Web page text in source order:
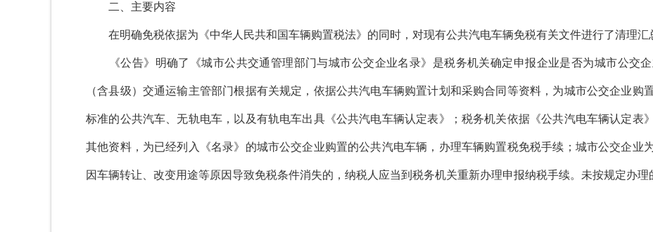
二、主要内容
在明确免税依据为《中华人民共和国车辆购置税法》的同时，对现有公共汽电车辆免税有关文件进行了清理汇
《公告》明确了《城市公共交通管理部门与城市公交企业名录》是税务机关确定申报企业是否为城市公交
（含县级）交通运输主管部门根据有关规定，依据公共汽电车辆购置计划和采购合同等资料，为城市公交企业购
标准的公共汽车、无轨电车，以及有轨电车出具《公共汽电车辆认定表》；税务机关依据《公共汽电车辆认定表
其他资料，为已经列入《名录》的城市公交企业购置的公共汽电车辆，办理车辆购置税免税手续；城市公交企业
因车辆转让、改变用途等原因导致免税条件消失的，纳税人应当到税务机关重新办理申报纳税手续。未按规定办理